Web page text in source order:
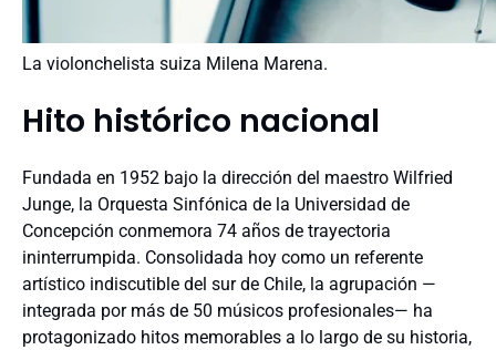
La violonchelista suiza Milena Marena.
Hito histórico nacional
Fundada en 1952 bajo la dirección del maestro Wilfried
Junge, la Orquesta Sinfónica de la Universidad de
Concepción conmemora 74 años de trayectoria
ininterrumpida. Consolidada hoy como un referente
artístico indiscutible del sur de Chile, la agrupación —
integrada por más de 50 músicos profesionales— ha
protagonizado hitos memorables a lo largo de su historia,